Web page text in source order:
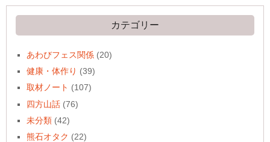
イ
ブ
カテゴリー
あわびフェス関係 (20)
健康・体作り (39)
取材ノート (107)
四方山話 (76)
未分類 (42)
熊石オタク (22)